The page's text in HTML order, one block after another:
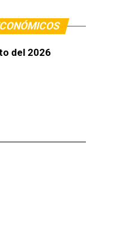
del 2026